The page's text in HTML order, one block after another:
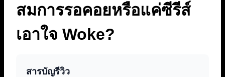
สมการรอคอยหรือแค่ซีรีส์
เอาใจ Woke?
สารบัญรีวิว